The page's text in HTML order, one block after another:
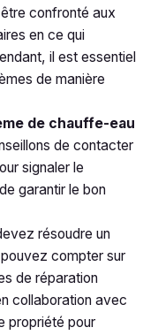
confronté aux
en ce qui
il est essentiel
de manière
de chauffe-eau
de contacter
signaler le
garantir le bon
résoudre un
compter sur
de réparation
collaboration avec
propriété pour